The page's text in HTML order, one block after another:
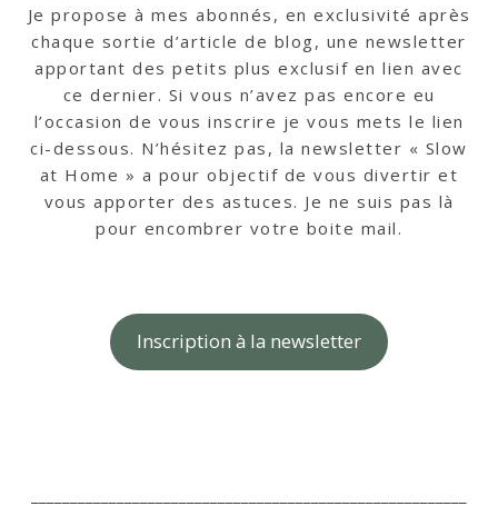
Je propose à mes abonnés, en exclusivité après
chaque sortie d’article de blog, une newsletter
apportant des petits plus exclusif en lien avec
ce dernier. Si vous n’avez pas encore eu
l’occasion de vous inscrire je vous mets le lien
ci-dessous. N’hésitez pas, la newsletter « Slow
at Home » a pour objectif de vous divertir et
vous apporter des astuces. Je ne suis pas là
pour encombrer votre boite mail.
Inscription à la newsletter